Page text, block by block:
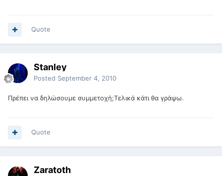
Quote
Stanley
Posted September 4, 2010
Πρέπει να δηλώσουμε συμμετοχή;Τελικά κάτι θα γράψω.
Quote
Zaratoth